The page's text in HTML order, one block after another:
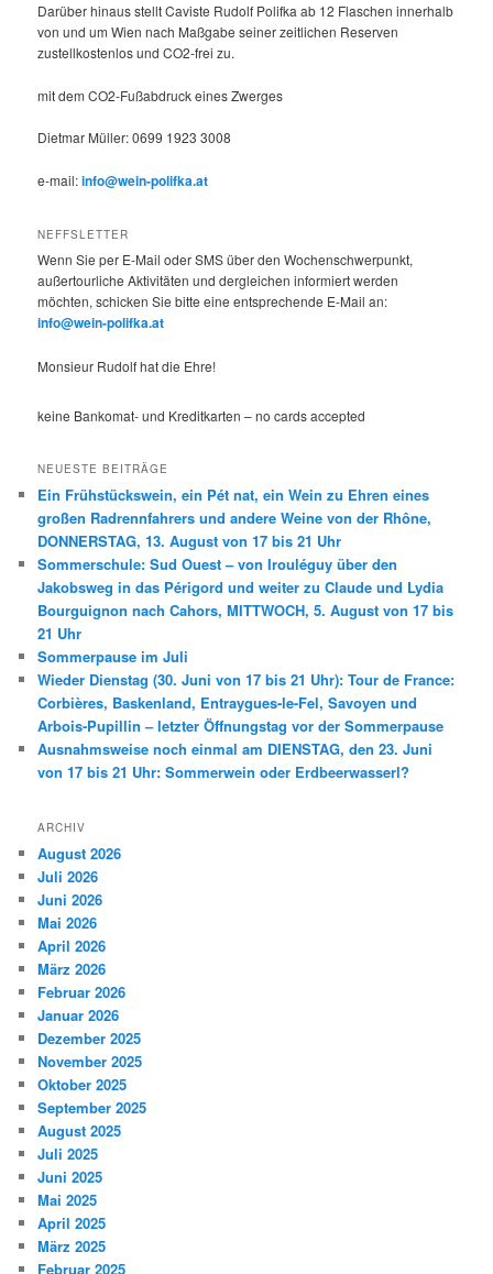
Darüber hinaus stellt Caviste Rudolf Polifka ab 12 Flaschen innerhalb
von und um Wien nach Maßgabe seiner zeitlichen Reserven
zustellkostenlos und CO2-frei zu.
mit dem CO2-Fußabdruck eines Zwerges
Dietmar Müller: 0699 1923 3008
e-mail:info@wein-polifka.at
NEFFSLETTER
Wenn Sie per E-Mail oder SMS über den Wochenschwerpunkt,
außertourliche Aktivitäten und dergleichen informiert werden
möchten, schicken Sie bitte eine entsprechende E-Mail an:
info@wein-polifka.at
Monsieur Rudolf hat die Ehre!
keine Bankomat- und Kreditkarten – no cards accepted
NEUESTE BEITRÄGE
Ein Frühstückswein, ein Pét nat, ein Wein zu Ehren eines
großen Radrennfahrers und andere Weine von der Rhône,
DONNERSTAG, 13. August von 17 bis 21 Uhr
Sommerschule: Sud Ouest – von Irouléguy über den
Jakobsweg in das Périgord und weiter zu Claude und Lydia
Bourguignon nach Cahors, MITTWOCH, 5. August von 17 bis
21 Uhr
Sommerpause im Juli
Wieder Dienstag (30. Juni von 17 bis 21 Uhr): Tour de France:
Corbières, Baskenland, Entraygues-le-Fel, Savoyen und
Arbois-Pupillin – letzter Öffnungstag vor der Sommerpause
Ausnahmsweise noch einmal am DIENSTAG, den 23. Juni
von 17 bis 21 Uhr: Sommerwein oder Erdbeerwasserl?
ARCHIV
August 2026
Juli 2026
Juni 2026
Mai 2026
April 2026
März 2026
Februar 2026
Januar 2026
Dezember 2025
November 2025
Oktober 2025
September 2025
August 2025
Juli 2025
Juni 2025
Mai 2025
April 2025
März 2025
Februar 2025